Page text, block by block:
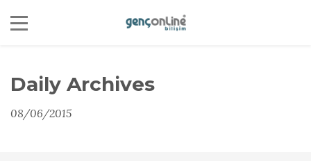
Daily Archives
08/06/2015